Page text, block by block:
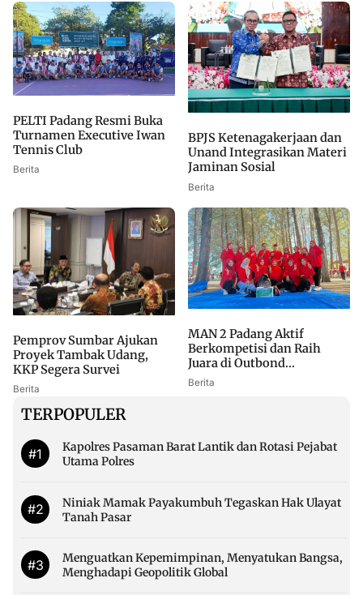
PELTI Padang Resmi Buka
Turnamen Executive Iwan
Tennis Club
Berita
BPJS Ketenagakerjaan dan
Unand Integrasikan Materi
Jaminan Sosial
Berita
Pemprov Sumbar Ajukan
Proyek Tambak Udang,
KKP Segera Survei
Berita
MAN 2 Padang Aktif
Berkompetisi dan Raih
Juara di Outbond...
Berita
TERPOPULER
#1
Kapolres Pasaman Barat Lantik dan Rotasi Pejabat
Utama Polres
#2
Niniak Mamak Payakumbuh Tegaskan Hak Ulayat
Tanah Pasar
#3
Menguatkan Kepemimpinan, Menyatukan Bangsa,
Menghadapi Geopolitik Global